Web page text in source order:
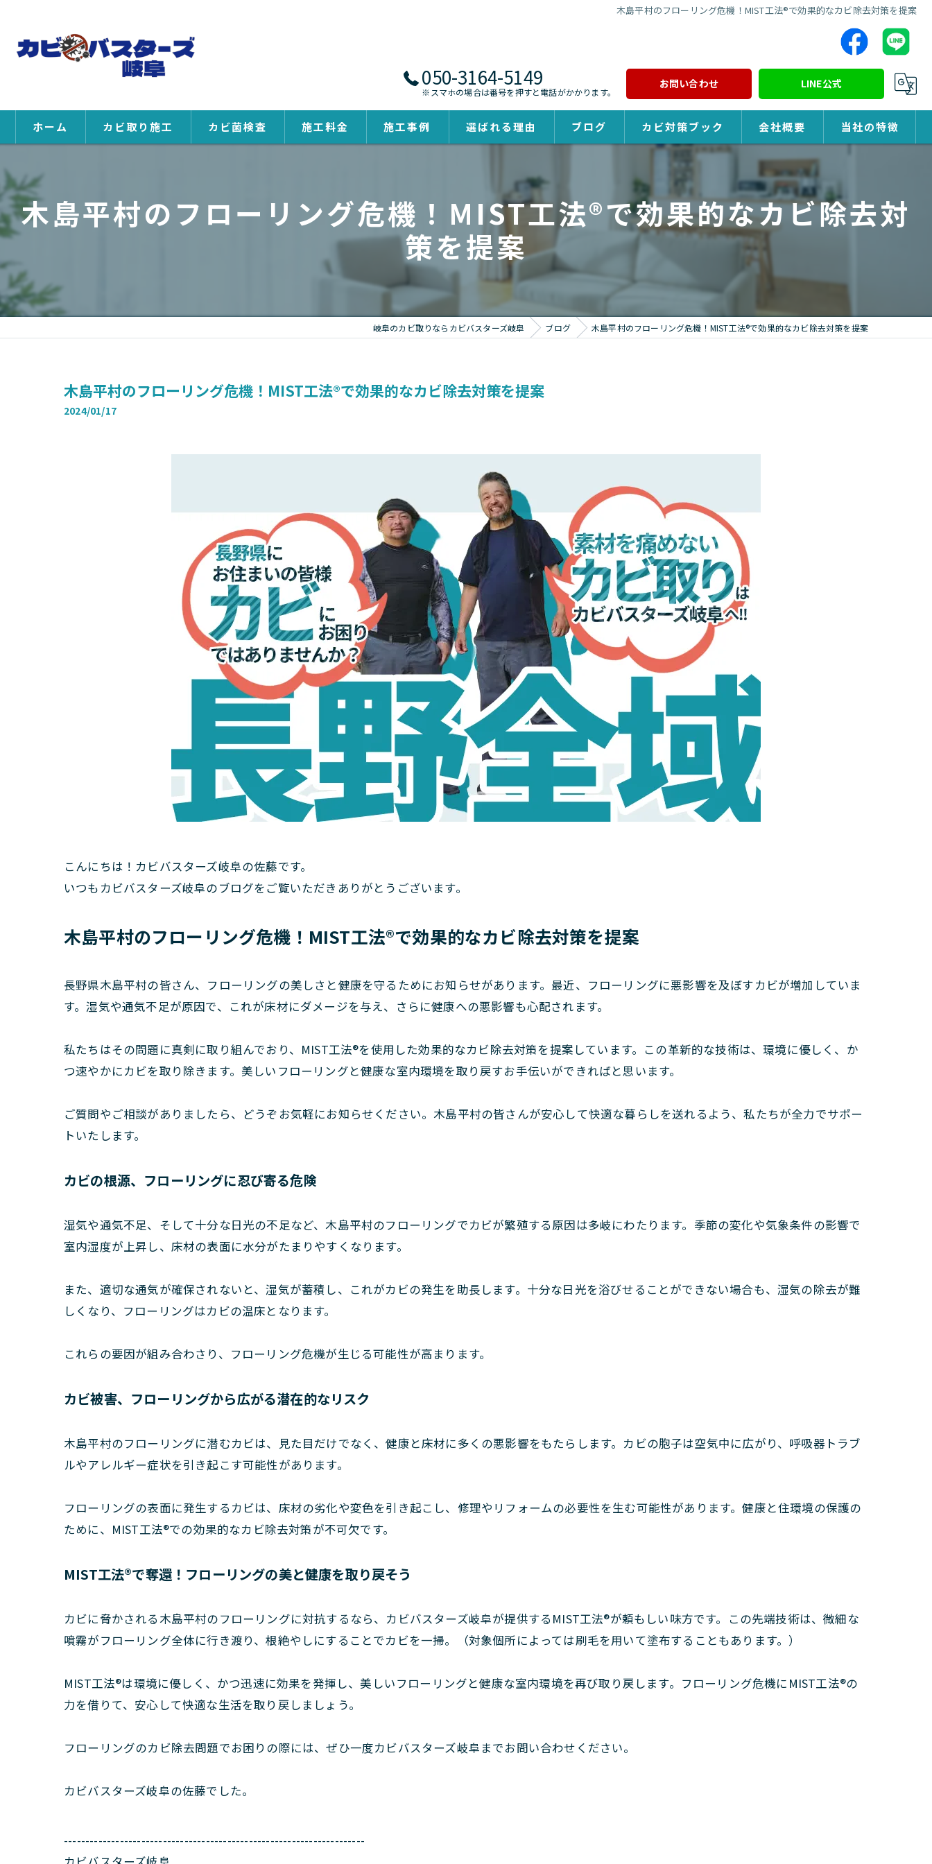
木島平村のフローリング危機！MIST工法®で効果的なカビ除去対策を提案
050-3164-5149
※スマホの場合は番号を押すと電話がかかります。
お問い合わせ LINE公式
ホーム カビ取り施工 カビ菌検査 施工料金 施工事例 選ばれる理由 ブログ カビ対策ブック 会社概要 当社の特徴
除カビ
木島平村のフローリング危機！MIST工法®で効果的なカビ除去対
策を提案
岐阜のカビ取りならカビバスターズ岐阜 ブログ 木島平村のフローリング危機！MIST工法®で効果的なカビ除去対策を提案
木島平村のフローリング危機！MIST工法®で効果的なカビ除去対策を提案
2024/01/17
こんにちは！カビバスターズ岐阜の佐藤です。
いつもカビバスターズ岐阜のブログをご覧いただきありがとうございます。
木島平村のフローリング危機！MIST工法®で効果的なカビ除去対策を提案
長野県木島平村の皆さん、フローリングの美しさと健康を守るためにお知らせがあります。最近、フローリングに悪影響を及ぼすカビが増加していま
す。湿気や通気不足が原因で、これが床材にダメージを与え、さらに健康への悪影響も心配されます。
私たちはその問題に真剣に取り組んでおり、MIST工法®を使用した効果的なカビ除去対策を提案しています。この革新的な技術は、環境に優しく、か
つ速やかにカビを取り除きます。美しいフローリングと健康な室内環境を取り戻すお手伝いができればと思います。
ご質問やご相談がありましたら、どうぞお気軽にお知らせください。木島平村の皆さんが安心して快適な暮らしを送れるよう、私たちが全力でサポー
トいたします。
カビの根源、フローリングに忍び寄る危険
湿気や通気不足、そして十分な日光の不足など、木島平村のフローリングでカビが繁殖する原因は多岐にわたります。季節の変化や気象条件の影響で
室内湿度が上昇し、床材の表面に水分がたまりやすくなります。
また、適切な通気が確保されないと、湿気が蓄積し、これがカビの発生を助長します。十分な日光を浴びせることができない場合も、湿気の除去が難
しくなり、フローリングはカビの温床となります。
これらの要因が組み合わさり、フローリング危機が生じる可能性が高まります。
カビ被害、フローリングから広がる潜在的なリスク
木島平村のフローリングに潜むカビは、見た目だけでなく、健康と床材に多くの悪影響をもたらします。カビの胞子は空気中に広がり、呼吸器トラブ
ルやアレルギー症状を引き起こす可能性があります。
フローリングの表面に発生するカビは、床材の劣化や変色を引き起こし、修理やリフォームの必要性を生む可能性があります。健康と住環境の保護の
ために、MIST工法®での効果的なカビ除去対策が不可欠です。
MIST工法®で奪還！フローリングの美と健康を取り戻そう
カビに脅かされる木島平村のフローリングに対抗するなら、カビバスターズ岐阜が提供するMIST工法®が頼もしい味方です。この先端技術は、微細な
噴霧がフローリング全体に行き渡り、根絶やしにすることでカビを一掃。（対象個所によっては刷毛を用いて塗布することもあります。）
MIST工法®は環境に優しく、かつ迅速に効果を発揮し、美しいフローリングと健康な室内環境を再び取り戻します。フローリング危機にMIST工法®の
力を借りて、安心して快適な生活を取り戻しましょう。
フローリングのカビ除去問題でお困りの際には、ぜひ一度カビバスターズ岐阜までお問い合わせください。
カビバスターズ岐阜の佐藤でした。
----------------------------------------------------------------------